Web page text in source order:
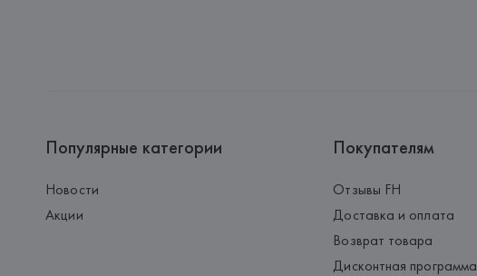
Популярные категории
Новости
Акции
Покупателям
Отзывы FH
Доставка и оплата
Возврат товара
Дисконтная программа